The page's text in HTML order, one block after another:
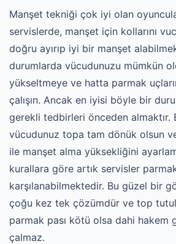
Manşet tekniği çok iyi olan
servislerde, manşet için kollarını
doğru ayırıp iyi bir manşet
durumlarda vücudunuzu mümkün
yükseltmeye ve hatta parmak
çalışın. Ancak en iyisi böyle bir
gerekli tedbirleri önceden almaktır.
vücudunuz topa tam dönük olsun
ile manşet alma yüksekliğini
kurallara göre artık servisler
karşılanabilmektedir. Bu güzel bir
çoğu kez tek çözümdür ve top
parmak pası kötü olsa dahi hakem
çalmaz.